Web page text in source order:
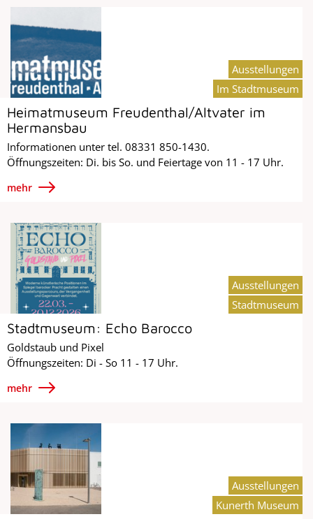
Heimatmuseum Freudenthal/Altvater im
Hermansbau
Informationen unter tel. 08331 850-1430.
Öffnungszeiten: Di. bis So. und Feiertage von 11 - 17 Uhr.
mehr
Ausstellungen
Im Stadtmuseum
Stadtmuseum: Echo Barocco
Goldstaub und Pixel
Öffnungszeiten: Di - So 11 - 17 Uhr.
mehr
Ausstellungen
Stadtmuseum
Ausstellungen
Kunerth Museum